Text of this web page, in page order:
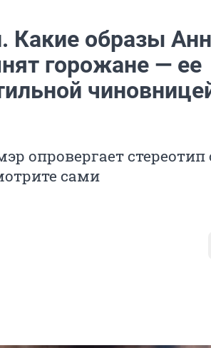
Какие образы
горожане — ее
опровергает стереотип
сами